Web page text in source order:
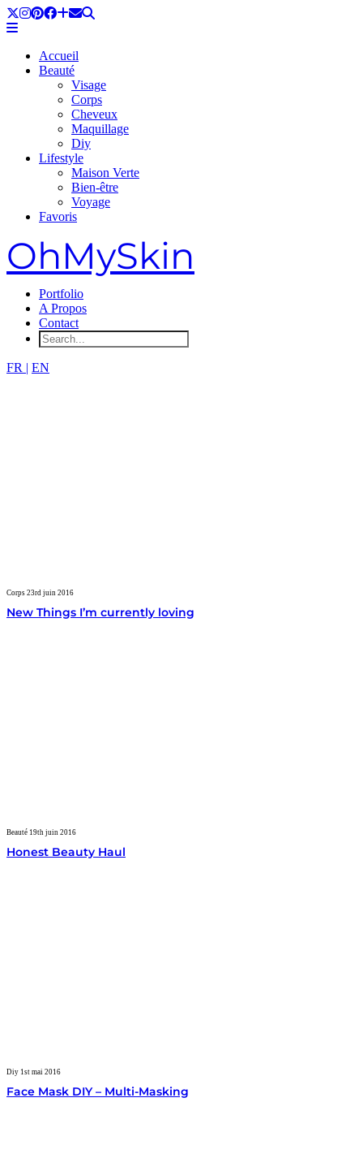
Accueil
Beauté
Visage
Corps
Cheveux
Maquillage
Diy
Lifestyle
Maison Verte
Bien-être
Voyage
Favoris
OhMySkin
Portfolio
A Propos
Contact
FR | EN
Corps 23rd juin 2016
New Things I’m currently loving
Beauté 19th juin 2016
Honest Beauty Haul
Diy 1st mai 2016
Face Mask DIY – Multi-Masking